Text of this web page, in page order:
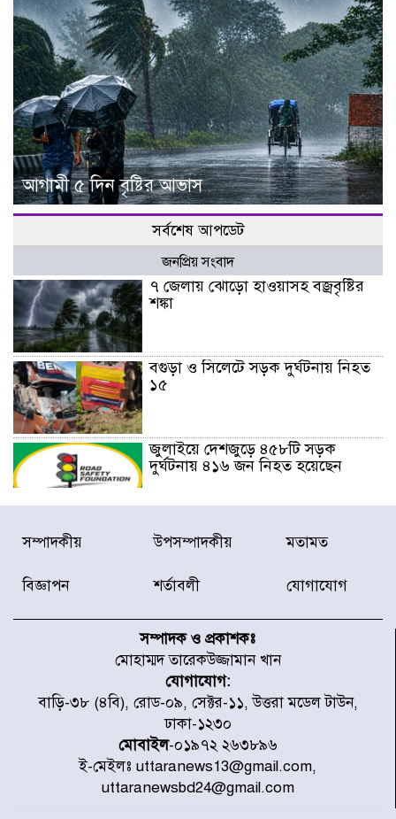
আগামী ৫ দিন বৃষ্টির আভাস
সর্বশেষ আপডেট
জনপ্রিয় সংবাদ
৭ জেলায় ঝোড়ো হাওয়াসহ বজ্রবৃষ্টির
শঙ্কা
বগুড়া ও সিলেটে সড়ক দুর্ঘটনায় নিহত
১৫
জুলাইয়ে দেশজুড়ে ৪৫৮টি সড়ক
দুর্ঘটনায় ৪১৬ জন নিহত হয়েছেন
হারিয়ে যাওয়া শিশুকে পরিবারের কাছে
ফিরিয়ে প্রশংসায় ভাসছেন খিলক্ষেত
স্মৃতি জাদুঘর
রাজধানীর উত্তরা আঞ্চলিক পাসপোর্ট
অফিসের সামনে দালাল চক্রের ১৩ জন
সদস্যকে বিভিন্ন মেয়াদে সাজা প্রদান
করেছে র‌্যাব-১
হরমুজ প্রণালি নিয়ে ওমানের সঙ্গে চুক্তি
চূড়ান্ত পর্যায়ে : ইরান
সম্পাদকীয় উপসম্পাদকীয় মতামত
বিজ্ঞাপন শর্তাবলী যোগাযোগ
সম্পাদক ও প্রকাশকঃ
মোহাম্মদ তারেকউজ্জামান খান
যোগাযোগ:
বাড়ি-৩৮ (৪বি), রোড-০৯, সেক্টর-১১, উত্তরা মডেল টাউন,
ঢাকা-১২৩০
মোবাইল-০১৯৭২ ২৬৩৮৯৬
ই-মেইলঃ uttaranews13@gmail.com,
uttaranewsbd24@gmail.com